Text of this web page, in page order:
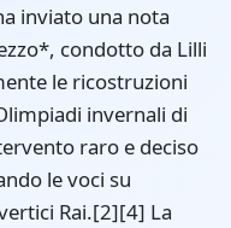
inviato una nota
condotto da Lilli
le ricostruzioni
invernali di
raro e deciso
le voci su
Rai.[2][4] La